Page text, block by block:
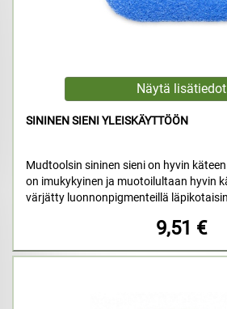
SININEN SIENI YLEISKÄYTTÖÖN
Mudtoolsin sininen sieni on hyvin
on imukykyinen ja muotoilultaan hyvin
värjätty luonnonpigmenteillä
9,51 €